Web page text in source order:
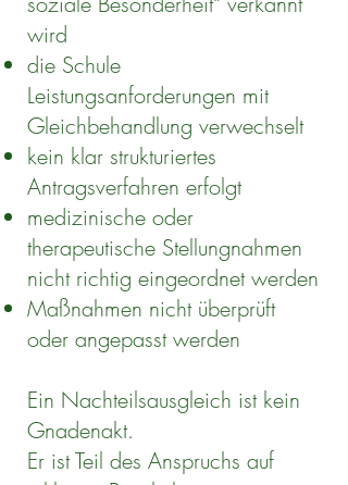
wird
die Schule
Leistungsanforderungen mit
Gleichbehandlung verwechselt
kein klar strukturiertes
Antragsverfahren erfolgt
medizinische oder
therapeutische Stellungnahmen
nicht richtig eingeordnet werden
Maßnahmen nicht überprüft
oder angepasst werden
Ein Nachteilsausgleich ist kein
Gnadenakt.
Er ist Teil des Anspruchs auf